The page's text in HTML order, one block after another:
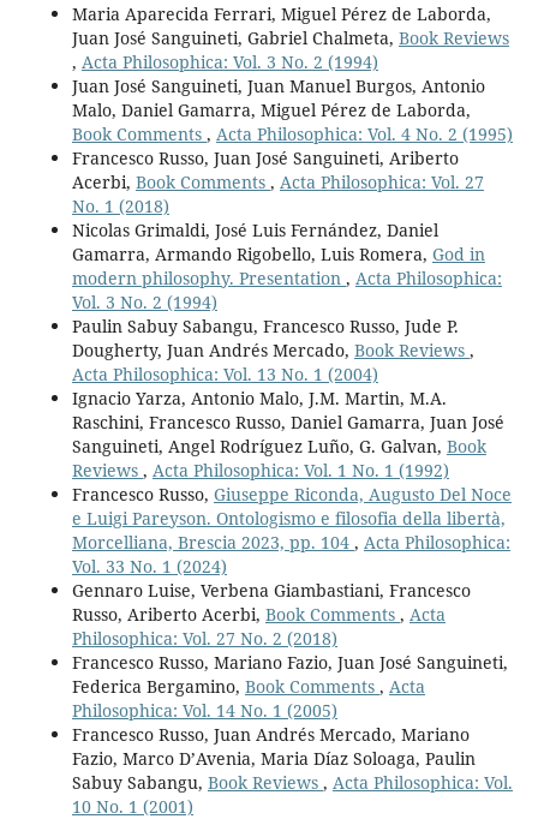
Maria Aparecida Ferrari, Miguel Pérez de Laborda,
Juan José Sanguineti, Gabriel Chalmeta, Book Reviews
, Acta Philosophica: Vol. 3 No. 2 (1994)
Juan José Sanguineti, Juan Manuel Burgos, Antonio
Malo, Daniel Gamarra, Miguel Pérez de Laborda,
Book Comments , Acta Philosophica: Vol. 4 No. 2 (1995)
Francesco Russo, Juan José Sanguineti, Ariberto
Acerbi, Book Comments , Acta Philosophica: Vol. 27
No. 1 (2018)
Nicolas Grimaldi, José Luis Fernández, Daniel
Gamarra, Armando Rigobello, Luis Romera, God in
modern philosophy. Presentation , Acta Philosophica:
Vol. 3 No. 2 (1994)
Paulin Sabuy Sabangu, Francesco Russo, Jude P.
Dougherty, Juan Andrés Mercado, Book Reviews ,
Acta Philosophica: Vol. 13 No. 1 (2004)
Ignacio Yarza, Antonio Malo, J.M. Martin, M.A.
Raschini, Francesco Russo, Daniel Gamarra, Juan José
Sanguineti, Angel Rodríguez Luño, G. Galvan, Book
Reviews , Acta Philosophica: Vol. 1 No. 1 (1992)
Francesco Russo, Giuseppe Riconda, Augusto Del Noce
e Luigi Pareyson. Ontologismo e filosofia della libertà,
Morcelliana, Brescia 2023, pp. 104 , Acta Philosophica:
Vol. 33 No. 1 (2024)
Gennaro Luise, Verbena Giambastiani, Francesco
Russo, Ariberto Acerbi, Book Comments , Acta
Philosophica: Vol. 27 No. 2 (2018)
Francesco Russo, Mariano Fazio, Juan José Sanguineti,
Federica Bergamino, Book Comments , Acta
Philosophica: Vol. 14 No. 1 (2005)
Francesco Russo, Juan Andrés Mercado, Mariano
Fazio, Marco D’Avenia, Maria Díaz Soloaga, Paulin
Sabuy Sabangu, Book Reviews , Acta Philosophica: Vol.
10 No. 1 (2001)